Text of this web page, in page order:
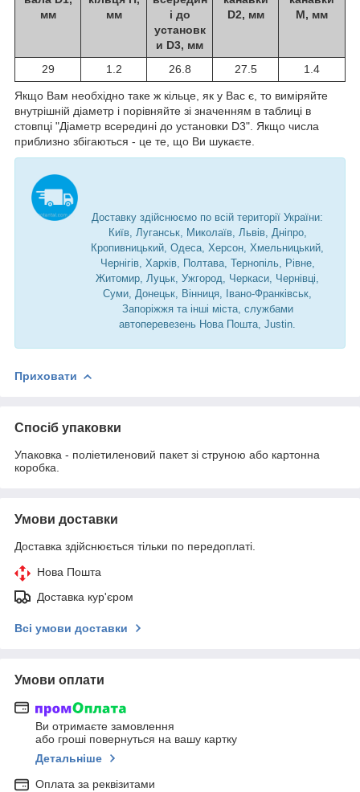
мм
мм
і до
установк
и D3, мм
D2, мм
М, мм
29 1.2 26.8 27.5 1.4
Якщо Вам необхідно таке ж кільце, як у Вас є, то виміряйте
внутрішній діаметр і порівняйте зі значенням в таблиці в
стовпці "Діаметр всередині до установки D3". Якщо числа
приблизно збігаються - це те, що Ви шукаєте.
Доставку здійснюємо по всій території України:
Київ, Луганськ, Миколаїв, Львів, Дніпро,
Кропивницький, Одеса, Херсон, Хмельницький,
Чернігів, Харків, Полтава, Тернопіль, Рівне,
Житомир, Луцьк, Ужгород, Черкаси, Чернівці,
Суми, Донецьк, Вінниця, Івано-Франківськ,
Запоріжжя та інші міста, службами
автоперевезень Нова Пошта, Justin.
Приховати
Спосіб упаковки
Упаковка - поліетиленовий пакет зі струною або картонна
коробка.
Умови доставки
Доставка здійснюється тільки по передоплаті.
Нова Пошта
Доставка кур'єром
Всі умови доставки
Умови оплати
Ви отримаєте замовлення
або гроші повернуться на вашу картку
Детальніше
Оплата за реквізитами